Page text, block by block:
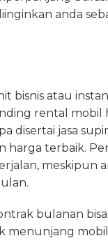
anda
bisnis atau
rental mobil
disertai jasa
harga terbaik.
meskipun
bulanan
menunjang